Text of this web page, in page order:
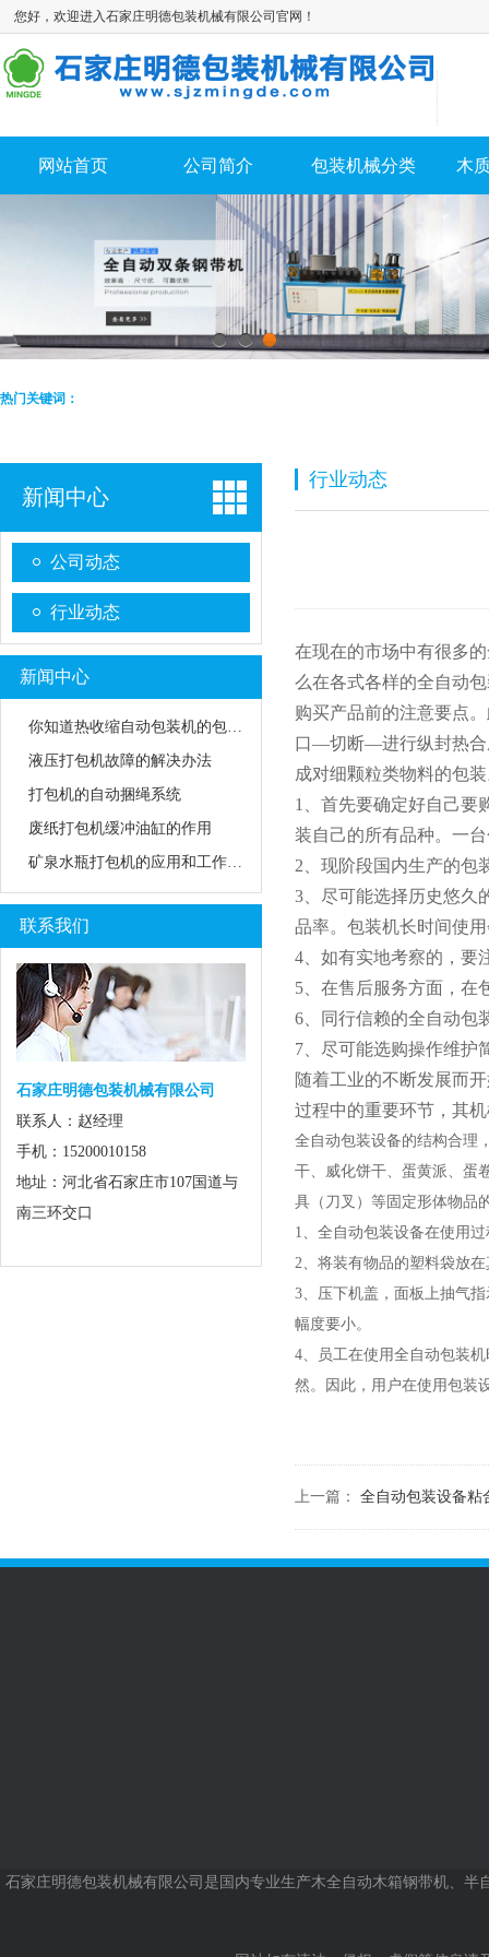
您好，欢迎进入石家庄明德包装机械有限公司官网！
网站首页 公司简介 包装机械分类 木
1 2 3
热门关键词：
新闻中心
公司动态
行业动态
新闻中心
液压打包机故障的解决办法
打包机的自动捆绳系统
废纸打包机缓冲油缸的作用
联系我们
石家庄明德包装机械有限公司
联系人：赵经理
手机：15200010158
地址：河北省石家庄市107国道与
南三环交口
行业动态
在现在的市场中有很多
么在各式各样的全自动
购买产品前的注意要点
口—切断—进行纵封热合
成对细颗粒类物料的包
1、首先要确定好自己要
装自己的所有品种。一
2、现阶段国内生产的包
3、尽可能选择历史悠久
品率。包装机长时间使
4、如有实地考察的，要
5、在售后服务方面，在
6、同行信赖的全自动包
7、尽可能选购操作维护
随着工业的不断发展而
过程中的重要环节，其
全自动包装设备的结构合理
干、威化饼干、蛋黄派、蛋
具（刀叉）等固定形体物品
1、全自动包装设备在使用
2、将装有物品的塑料袋放
3、压下机盖，面板上抽气
幅度要小。
4、员工在使用全自动包装
然。因此，用户在使用包装
上一篇： 全自动包装设备粘
联系我们
石家庄明德包装机械有限公司 是国内专业生产木全自动木箱钢带机、